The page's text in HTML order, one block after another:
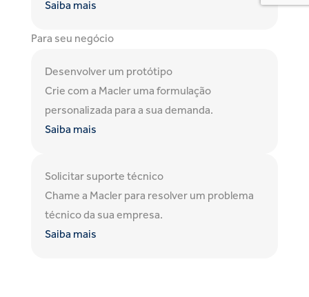
Saiba mais
Para seu negócio
Desenvolver um protótipo
Crie com a Macler uma formulação
personalizada para a sua demanda.
Saiba mais
Solicitar suporte técnico
Chame a Macler para resolver um problema
técnico da sua empresa.
Saiba mais